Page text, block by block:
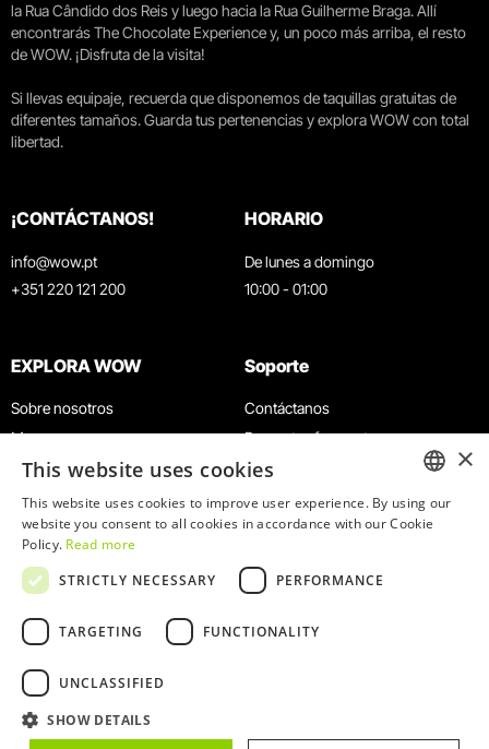
la Rua Cândido dos Reis y luego hacia la Rua Guilherme Braga. Allí
encontrarás The Chocolate Experience y, un poco más arriba, el resto
de WOW. ¡Disfruta de la visita!
Si llevas equipaje, recuerda que disponemos de taquillas gratuitas de
diferentes tamaños. Guarda tus pertenencias y explora WOW con total
libertad.
¡CONTÁCTANOS!
info@wow.pt
+351 220 121 200
HORARIO
De lunes a domingo
10:00 - 01:00
EXPLORA WOW
Sobre nosotros
Museos
Agenda
Noticias
Restaurantes
Tarjeta WOW
Grupos y eventos
Servicio educativo
Soporte
Contáctanos
Preguntas frecuentes
Términos y condiciones
Política de privacidad y cookies
Trabaja con nosotros
Libro de reclamaciones
© 2026
WOW
ENGLISH
×
This website uses cookies
This website uses cookies to improve user experience. By using our
website you consent to all cookies in accordance with our Cookie
Policy. Read more
STRICTLY NECESSARY
PERFORMANCE
TARGETING FUNCTIONALITY
UNCLASSIFIED
SHOW DETAILS